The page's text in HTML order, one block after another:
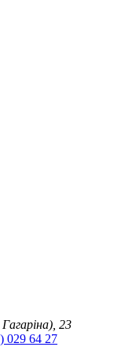
23
029 64 27